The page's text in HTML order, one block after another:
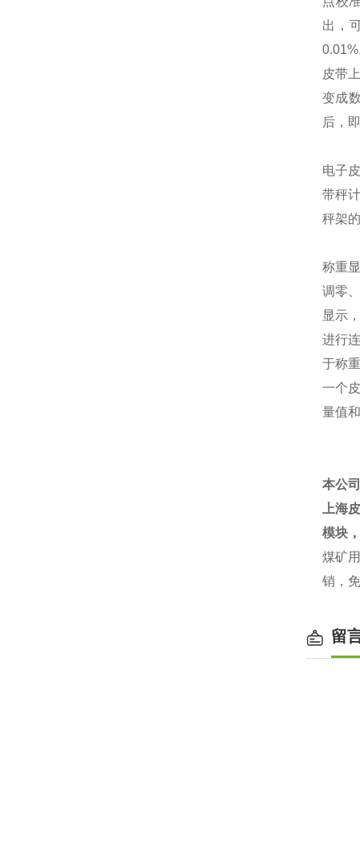
出，
0.01%
皮带
变成
后，
电子
带秤
秤架
称重
调零
显示
进行
于称
一个
量值
本公
上海
模块
煤矿
销，
留